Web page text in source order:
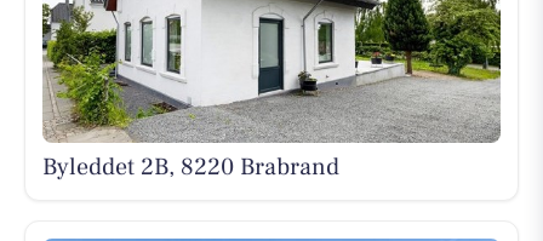
Byleddet 2B, 8220 Brabrand